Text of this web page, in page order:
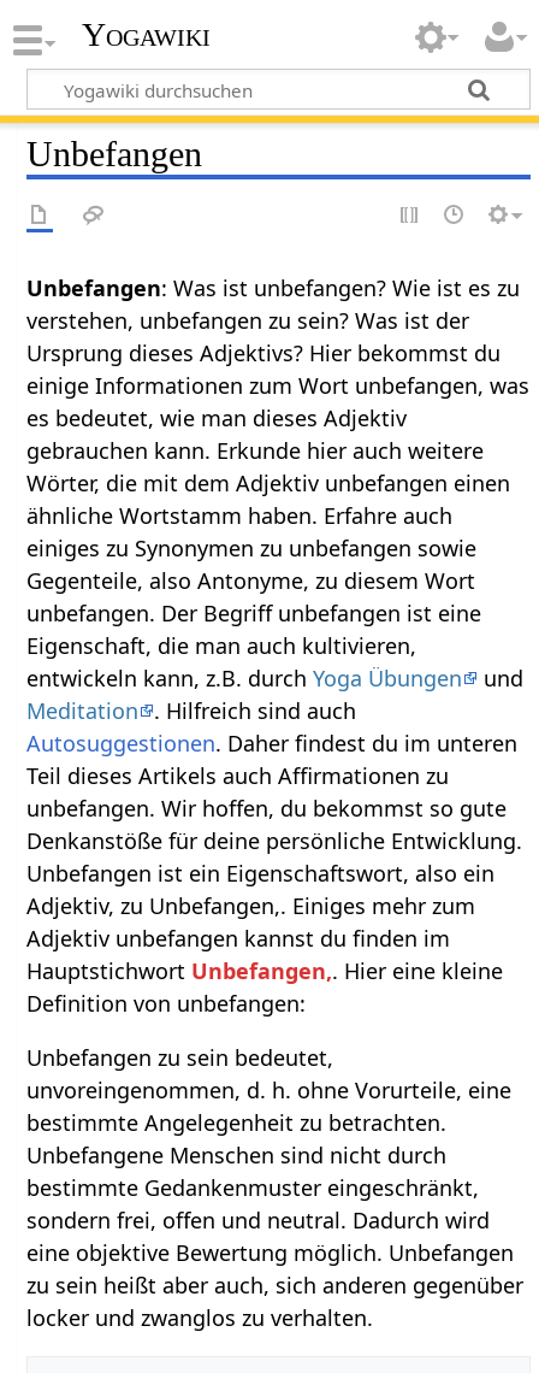
Yogawiki
Unbefangen
Unbefangen: Was ist unbefangen? Wie ist es zu
verstehen, unbefangen zu sein? Was ist der
Ursprung dieses Adjektivs? Hier bekommst du
einige Informationen zum Wort unbefangen, was
es bedeutet, wie man dieses Adjektiv
gebrauchen kann. Erkunde hier auch weitere
Wörter, die mit dem Adjektiv unbefangen einen
ähnliche Wortstamm haben. Erfahre auch
einiges zu Synonymen zu unbefangen sowie
Gegenteile, also Antonyme, zu diesem Wort
unbefangen. Der Begriff unbefangen ist eine
Eigenschaft, die man auch kultivieren,
entwickeln kann, z.B. durchYoga Übungen
und
Meditation
. Hilfreich sind auch
Autosuggestionen. Daher findest du im unteren
Teil dieses Artikels auch Affirmationen zu
unbefangen. Wir hoffen, du bekommst so gute
Denkanstöße für deine persönliche Entwicklung.
Unbefangen ist ein Eigenschaftswort, also ein
Adjektiv, zu Unbefangen,. Einiges mehr zum
Adjektiv unbefangen kannst du finden im
Hauptstichwort Unbefangen,. Hier eine kleine
Definition von unbefangen:
Unbefangen zu sein bedeutet,
unvoreingenommen, d. h. ohne Vorurteile, eine
bestimmte Angelegenheit zu betrachten.
Unbefangene Menschen sind nicht durch
bestimmte Gedankenmuster eingeschränkt,
sondern frei, offen und neutral. Dadurch wird
eine objektive Bewertung möglich. Unbefangen
zu sein heißt aber auch, sich anderen gegenüber
locker und zwanglos zu verhalten.